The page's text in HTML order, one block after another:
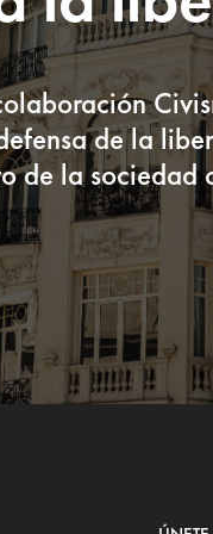
i
ó
n
*
de la
de la sociedad